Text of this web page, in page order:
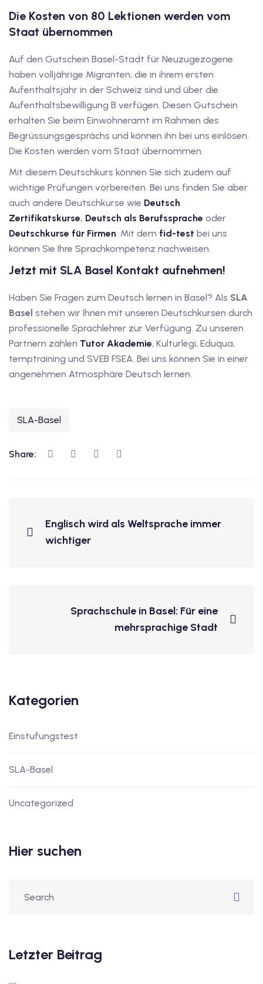
mit Gutschein
mit
den fide-Test
Die Kosten von 80 Lektionen werden vom
Staat übernommen
Auf den Gutschein Basel-Stadt für Neuzugezogene
haben volljährige Migranten, die in ihrem ersten
Aufenthaltsjahr in der Schweiz sind und über die
Aufenthaltsbewilligung B verfügen. Diesen Gutschein
erhalten Sie beim Einwohneramt im Rahmen des
Begrüssungsgesprächs und können ihn bei uns einlösen.
Die Kosten werden vom Staat übernommen.
Mit diesem Deutschkurs können Sie sich zudem auf
wichtige Prüfungen vorbereiten. Bei uns finden Sie aber
auch andere Deutschkurse wie Deutsch
Zertifikatskurse, Deutsch als Berufssprache oder
Deutschkurse für Firmen. Mit dem fid-test bei uns
können Sie Ihre Sprachkompetenz nachweisen.
Jetzt mit SLA Basel Kontakt aufnehmen!
Haben Sie Fragen zum Deutsch lernen in Basel? Als SLA
Basel stehen wir Ihnen mit unseren Deutschkursen durch
professionelle Sprachlehrer zur Verfügung. Zu unseren
Partnern zählen Tutor Akademie, Kulturlegi, Eduqua,
temptraining und SVEB FSEA. Bei uns können Sie in einer
angenehmen Atmosphäre Deutsch lernen.
SLA-Basel
Share:
Englisch wird als Weltsprache immer
wichtiger
Sprachschule in Basel: Für eine
mehrsprachige Stadt
Kategorien
Einstufungstest
SLA-Basel
Uncategorized
Hier suchen
Letzter Beitrag